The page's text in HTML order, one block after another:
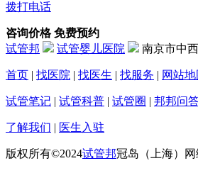
拨打电话
咨询价格 免费预约
试管邦
试管婴儿医院 南京市中
首页 | 找医院 | 找医生 | 找服务 | 网站地
试管笔记 | 试管科普 | 试管圈 | 邦邦问
了解我们 | 医生入驻
版权所有©2024试管邦冠岛（上海）